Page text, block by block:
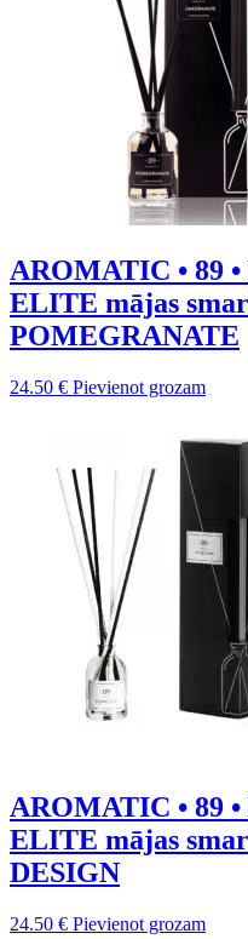
AROMATIC • 89
ELITE mājas
POMEGRANATE
24.50 € Pievienot grozam
AROMATIC • 89
ELITE mājas
DESIGN
24.50 € Pievienot grozam